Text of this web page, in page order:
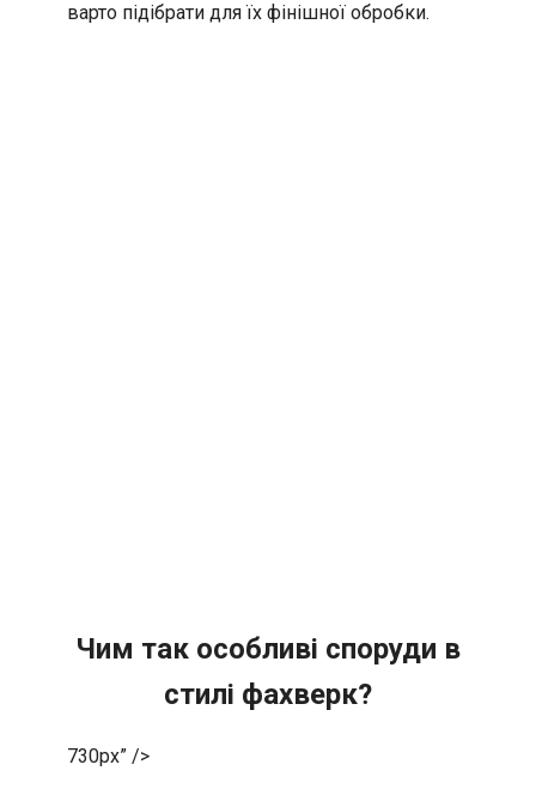
варто підібрати для їх фінішної обробки.
Чим так особливі споруди в
стилі фахверк?
730px” />